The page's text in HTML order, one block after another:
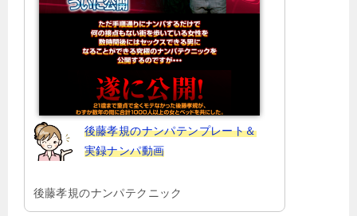
後藤孝規のナンパテンプレート＆
実録ナンパ動画
後藤孝規のナンパテクニック